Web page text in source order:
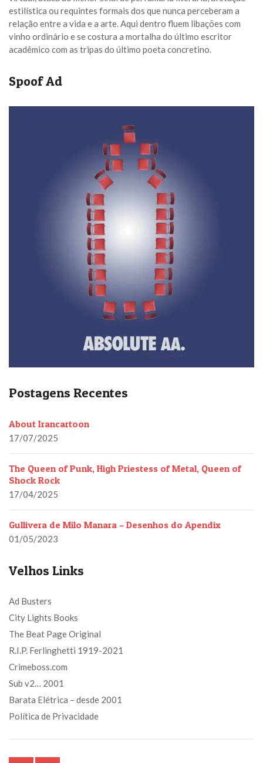
estilística ou requintes formais dos que nunca perceberam a
relação entre a vida e a arte. Aqui dentro fluem libações com
vinho ordinário e se costura a mortalha do último escritor
acadêmico com as tripas do último poeta concretino.
Spoof Ad
Postagens Recentes
About Irancartoon
17/07/2025
The Queen of Punk, High Priestess of Metal, Queen of
Shock Rock
17/04/2025
Gullivera de Milo Manara – Desenhos do Apendix
01/05/2023
Velhos Links
Ad Busters
City Lights Books
The Beat Page Original
R.I.P. Ferlinghetti 1919-2021
Crimeboss.com
Sub v2… 2001
Barata Elétrica – desde 2001
Política de Privacidade